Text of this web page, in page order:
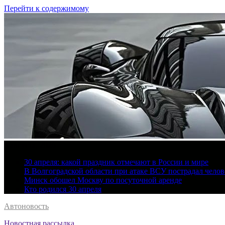
Перейти к содержимому
30 апреля: какой праздник отмечают в России и мире
В Волгоградской области при атаке ВСУ пострадал
Минск обошел Москву по посуточной аренде
Кто родился 30 апреля
Автоновость
Новостная рассылка